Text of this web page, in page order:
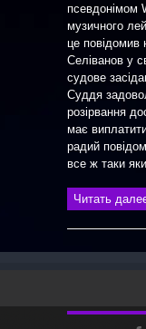
псевдонімом
музичного
це
Селіванов у
судове
Суддя
розірвання
має
радий
все ж таки
Читать